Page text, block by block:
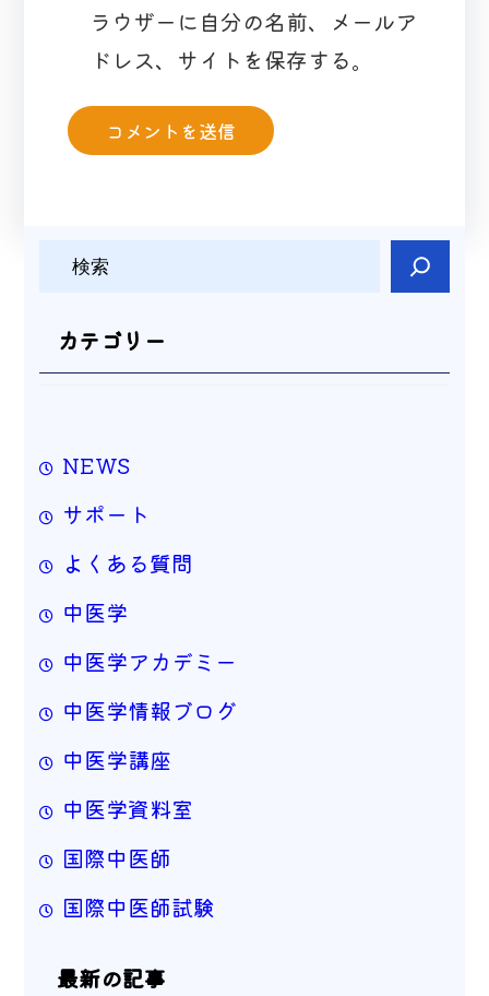
ラウザーに自分の名前、メールア
ドレス、サイトを保存する。
カテゴリー
NEWS
サポート
よくある質問
中医学
中医学アカデミー
中医学情報ブログ
中医学講座
中医学資料室
国際中医師
国際中医師試験
最新の記事